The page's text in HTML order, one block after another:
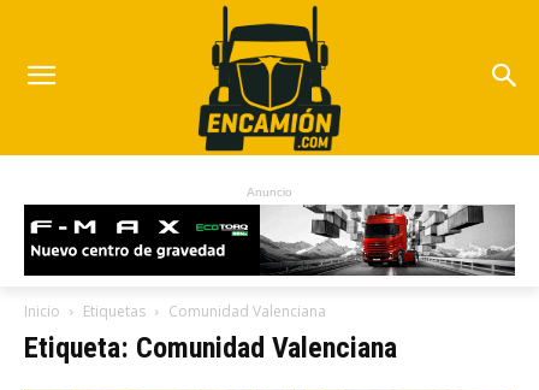
Anuncio
Inicio Etiquetas Comunidad Valenciana
Etiqueta: Comunidad Valenciana